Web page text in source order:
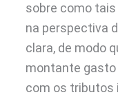
sobre como
na perspectiva
clara, de modo
montante gasto
com os tributos